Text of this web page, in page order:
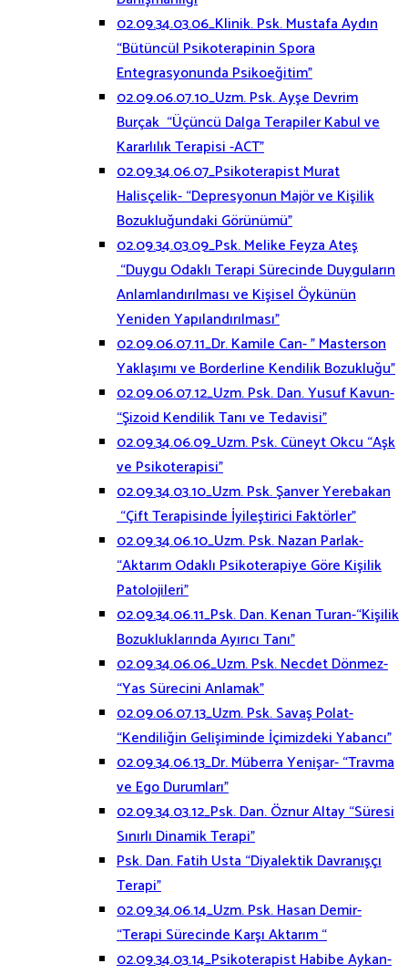
02.09.34.03.06_Klinik. Psk. Mustafa Aydın
“Bütüncül Psikoterapinin Spora
Entegrasyonunda Psikoeğitim”
02.09.06.07.10_Uzm. Psk. Ayşe Devrim
Burçak “Üçüncü Dalga Terapiler Kabul ve
Kararlılık Terapisi -ACT”
02.09.34.06.07_Psikoterapist Murat
Halisçelik- “Depresyonun Majör ve Kişilik
Bozukluğundaki Görünümü”
02.09.34.03.09_Psk. Melike Feyza Ateş
“Duygu Odaklı Terapi Sürecinde Duyguların
Anlamlandırılması ve Kişisel Öykünün
Yeniden Yapılandırılması”
02.09.06.07.11_Dr. Kamile Can- ” Masterson
Yaklaşımı ve Borderline Kendilik Bozukluğu”
02.09.06.07.12_Uzm. Psk. Dan. Yusuf Kavun-
“Şizoid Kendilik Tanı ve Tedavisi”
02.09.34.06.09_Uzm. Psk. Cüneyt Okcu “Aşk
ve Psikoterapisi”
02.09.34.03.10_Uzm. Psk. Şanver Yerebakan
“Çift Terapisinde İyileştirici Faktörler”
02.09.34.06.10_Uzm. Psk. Nazan Parlak-
“Aktarım Odaklı Psikoterapiye Göre Kişilik
Patolojileri”
02.09.34.06.11_Psk. Dan. Kenan Turan-“Kişilik
Bozukluklarında Ayırıcı Tanı”
02.09.34.06.06_Uzm. Psk. Necdet Dönmez-
“Yas Sürecini Anlamak”
02.09.06.07.13_Uzm. Psk. Savaş Polat-
“Kendiliğin Gelişiminde İçimizdeki Yabancı”
02.09.34.06.13_Dr. Müberra Yenişar- “Travma
ve Ego Durumları”
02.09.34.03.12_Psk. Dan. Öznur Altay “Süresi
Sınırlı Dinamik Terapi”
Psk. Dan. Fatih Usta “Diyalektik Davranışçı
Terapi”
02.09.34.06.14_Uzm. Psk. Hasan Demir-
“Terapi Sürecinde Karşı Aktarım “
02.09.34.03.14_Psikoterapist Habibe Aykan-